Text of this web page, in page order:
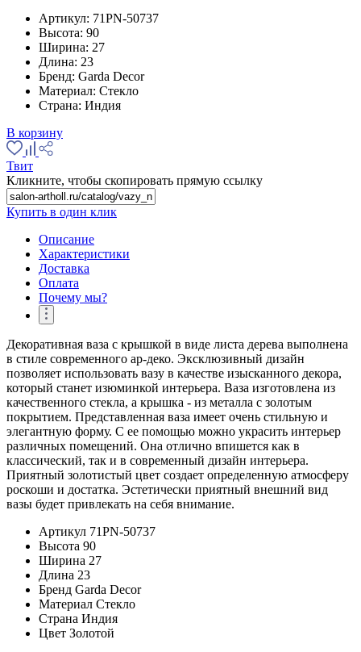
Артикул: 71PN-50737
Высота: 90
Ширина: 27
Длина: 23
Бренд: Garda Decor
Материал: Стекло
Страна: Индия
В корзину
Твит
Кликните, чтобы скопировать прямую ссылку
Купить в один клик
Описание
Характеристики
Доставка
Оплата
Почему мы?
Декоративная ваза с крышкой в виде листа дерева выполнена
в стиле современного ар-деко. Эксклюзивный дизайн
позволяет использовать вазу в качестве изысканного декора,
который станет изюминкой интерьера. Ваза изготовлена из
качественного стекла, а крышка - из металла с золотым
покрытием. Представленная ваза имеет очень стильную и
элегантную форму. С ее помощью можно украсить интерьер
различных помещений. Она отлично впишется как в
классический, так и в современный дизайн интерьера.
Приятный золотистый цвет создает определенную атмосферу
роскоши и достатка. Эстетически приятный внешний вид
вазы будет привлекать на себя внимание.
Артикул 71PN-50737
Высота 90
Ширина 27
Длина 23
Бренд Garda Decor
Материал Стекло
Страна Индия
Цвет Золотой